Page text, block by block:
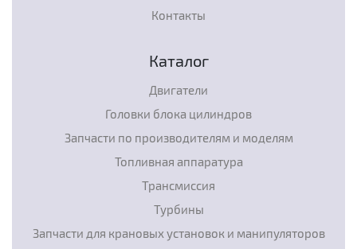
Контакты
Каталог
Двигатели
Головки блока цилиндров
Запчасти по производителям и моделям
Топливная аппаратура
Трансмиссия
Турбины
Запчасти для крановых установок и манипуляторов